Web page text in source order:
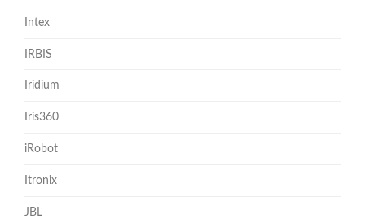
Intex
IRBIS
Iridium
Iris360
iRobot
Itronix
JBL